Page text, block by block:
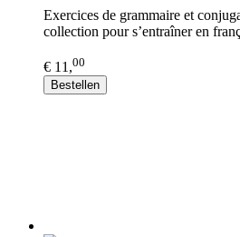
Exercices de grammaire et
collection pour s’entraîner en
€ 11,00
Bestellen